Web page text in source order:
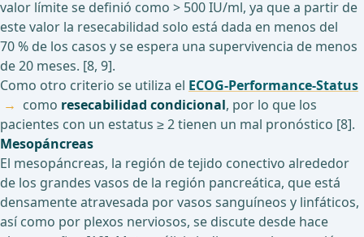
valor límite se definió como > 500 IU/ml, ya que a partir de
este valor la resecabilidad solo está dada en menos del
70 % de los casos y se espera una supervivencia de menos
de 20 meses. [8, 9].
Como otro criterio se utiliza el ECOG-Performance-Status
como resecabilidad condicional, por lo que los
pacientes con un estatus ≥ 2 tienen un mal pronóstico [8].
Mesopáncreas
El mesopáncreas, la región de tejido conectivo alrededor
de los grandes vasos de la región pancreática, que está
densamente atravesada por vasos sanguíneos y linfáticos,
así como por plexos nerviosos, se discute desde hace